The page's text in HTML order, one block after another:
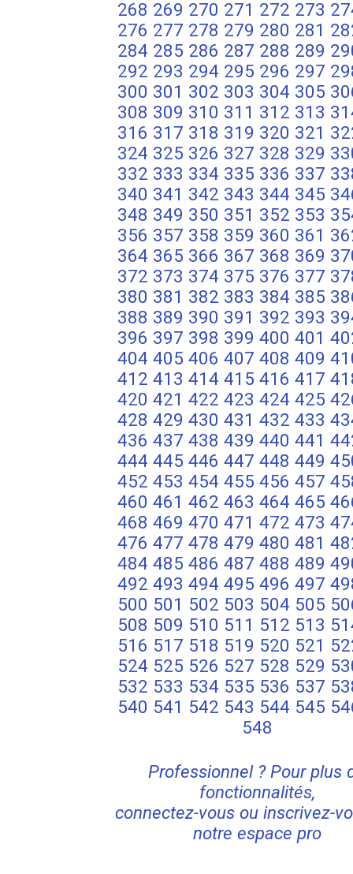
268 269 270 271 272 273
276 277 278 279 280 281
284 285 286 287 288 289
292 293 294 295 296 297
300 301 302 303 304 305
308 309 310 311 312 313
316 317 318 319 320 321
324 325 326 327 328 329
332 333 334 335 336 337
340 341 342 343 344 345
348 349 350 351 352 353
356 357 358 359 360 361
364 365 366 367 368 369
372 373 374 375 376 377
380 381 382 383 384 385
388 389 390 391 392 393
396 397 398 399 400 401
404 405 406 407 408 409
412 413 414 415 416 417
420 421 422 423 424 425
428 429 430 431 432 433
436 437 438 439 440 441
444 445 446 447 448 449
452 453 454 455 456 457
460 461 462 463 464 465
468 469 470 471 472 473
476 477 478 479 480 481
484 485 486 487 488 489
492 493 494 495 496 497
500 501 502 503 504 505
508 509 510 511 512 513
516 517 518 519 520 521
524 525 526 527 528 529
532 533 534 535 536 537
540 541 542 543 544 545
548
Professionnel ? Pour plus
fonctionnalités,
connectez-vous ou inscrivez-
notre espace pro